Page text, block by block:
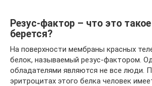
Резус-фактор – что это
берется?
На поверхности мембраны красных
белок, называемый резус-фактором.
обладателями являются не все люди.
эритроцитах этого белка человек